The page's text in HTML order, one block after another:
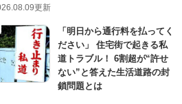
更新
「明日から通行料を払ってく
ださい」 住宅街で起きる私
道トラブル！ 6割超が“許せ
ない”と答えた生活道路の封
鎖問題とは